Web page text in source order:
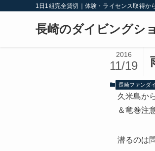
1日1組完全貸切｜体験・ライセンス取得か
長崎のダイビングシ
2016
11/19
長崎ファンダ
久米島か
＆竜巻注
潜るのは